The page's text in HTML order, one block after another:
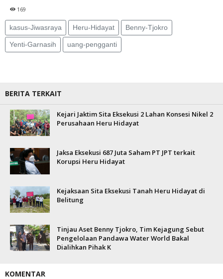
169
kasus-Jiwasraya Heru-Hidayat Benny-Tjokro
Yenti-Garnasih uang-pengganti
BERITA TERKAIT
Kejari Jaktim Sita Eksekusi 2 Lahan Konsesi Nikel 2
Perusahaan Heru Hidayat
Jaksa Eksekusi 687 Juta Saham PT JPT terkait
Korupsi Heru Hidayat
Kejaksaan Sita Eksekusi Tanah Heru Hidayat di
Belitung
Tinjau Aset Benny Tjokro, Tim Kejagung Sebut
Pengelolaan Pandawa Water World Bakal
Dialihkan Pihak K
KOMENTAR